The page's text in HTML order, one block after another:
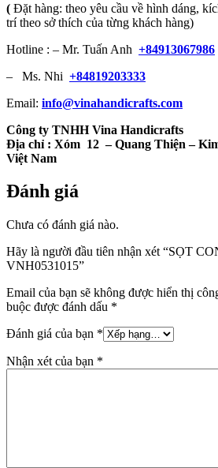
( Đặt hàng: theo yêu cầu về hình dáng,
trí theo sở thích của từng khách hàng)
Hotline : – Mr. Tuấn Anh +84913067986
– Ms. Nhi +84819203333
Email: info@vinahandicrafts.com
Công ty TNHH Vina Handicrafts
Địa chỉ : Xóm 12 – Quang Thiện –
Việt Nam
Đánh giá
Chưa có đánh giá nào.
Hãy là người đầu tiên nhận xét “SỌT
VNH0531015”
Email của bạn sẽ không được hiển thị
buộc được đánh dấu *
Đánh giá của bạn *
Nhận xét của bạn *